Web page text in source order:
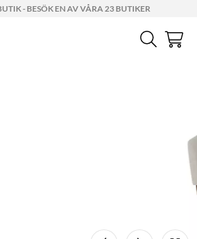
- BESÖK EN AV VÅRA 23 BUTIKER